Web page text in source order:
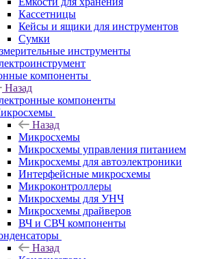
Кассетницы
Кейсы и ящики для инструментов
Сумки
инструменты
компоненты
Назад
компоненты
Назад
Микросхемы
Микросхемы управления питанием
Микросхемы для автоэлектроники
Интерфейсные микросхемы
Микроконтроллеры
Микросхемы для УНЧ
Микросхемы драйверов
ВЧ и СВЧ компоненты
Назад